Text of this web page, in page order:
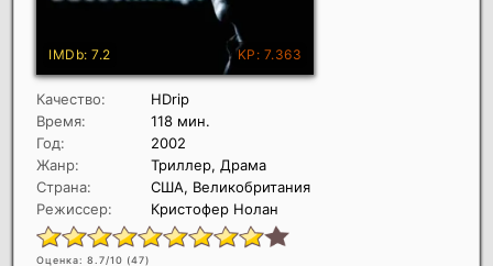
Качество:
HDrip
Время:
118 мин.
Год:
2002
Жанр:
Триллер, Драма
Страна:
США, Великобритания
Режиссер:
Кристофер Нолан
Оценка: 8.7/10 (47)